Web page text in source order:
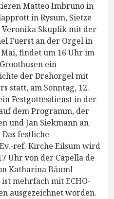
Matteo Imbruno in
in Rysum, Sietze
Veronika Skuplik mit der
Fuerst an der Orgel in
Mai, findet um 16 Uhr im
ein
der Drehorgel mit
statt, am Sonntag, 12.
Festgottesdienst in der
dem Programm, der
und Jan Siekmann an
festliche
ref. Kirche Eilsum wird
Uhr von der Capella de
Katharina Bäuml
mehrfach mit ECHO-
ausgezeichnet worden.